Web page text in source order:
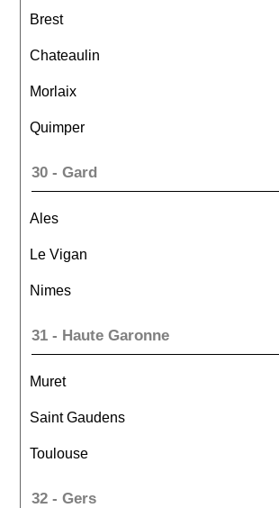
Brest
Chateaulin
Morlaix
Quimper
30 - Gard
Ales
Le Vigan
Nimes
31 - Haute Garonne
Muret
Saint Gaudens
Toulouse
32 - Gers